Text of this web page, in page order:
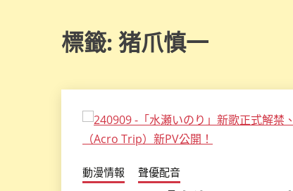
標籤: 猪爪慎一
動漫情報 聲優配音